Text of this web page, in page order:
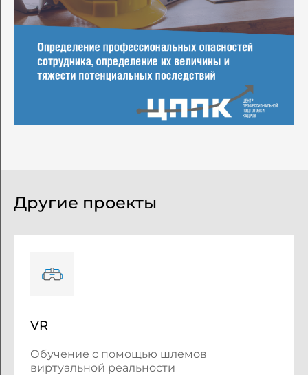
Другие проекты
VR
Обучение с помощью шлемов
виртуальной реальности